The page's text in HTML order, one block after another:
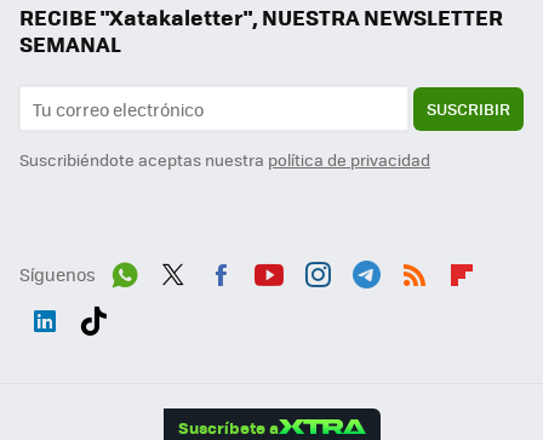
RECIBE "Xatakaletter", NUESTRA NEWSLETTER
SEMANAL
SUSCRIBIR
Suscribiéndote aceptas nuestra política de privacidad
Síguenos
Suscríbete a